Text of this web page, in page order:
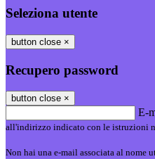
Seleziona utente
button close ×
Recupero password
button close ×
E-
all'indirizzo indicato con le istruzioni
Non hai una e-mail associata al nome